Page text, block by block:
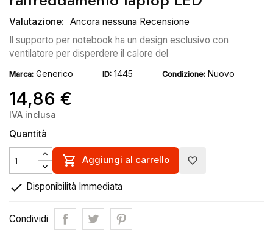
Valutazione: Ancora nessuna Recensione
Il supporto per notebook ha un design esclusivo con
ventilatore per disperdere il calore del
Marca: Generico ID: 1445 Condizione: Nuovo
14,86 €
IVA inclusa
Quantità
 Aggiungi al carrello favorite_border
 Disponibilità Immediata
Condividi